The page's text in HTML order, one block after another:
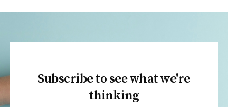
Subscribe to see what we're
thinking